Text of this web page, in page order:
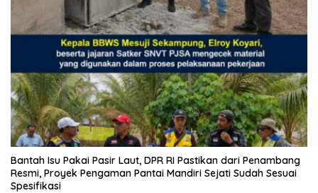
Bantah Isu Pakai Pasir Laut, DPR RI Pastikan dari Penambang
Resmi, Proyek Pengaman Pantai Mandiri Sejati Sudah Sesuai
Spesifikasi